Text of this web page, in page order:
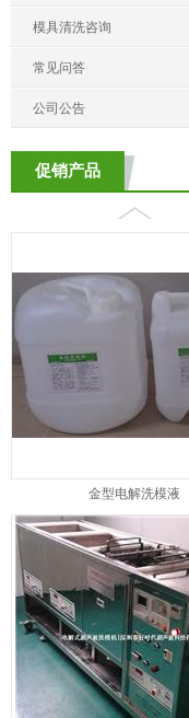
模具清洗咨询
常见问答
公司公告
促销产品
金型电解洗模液